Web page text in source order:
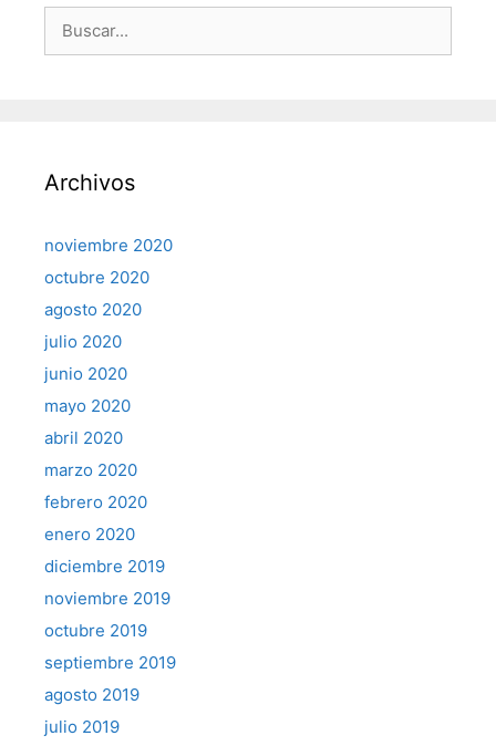
Archivos
noviembre 2020
octubre 2020
agosto 2020
julio 2020
junio 2020
mayo 2020
abril 2020
marzo 2020
febrero 2020
enero 2020
diciembre 2019
noviembre 2019
octubre 2019
septiembre 2019
agosto 2019
julio 2019